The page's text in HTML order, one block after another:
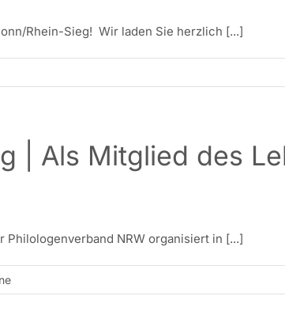
Rhein-Sieg! Wir laden Sie herzlich [...]
| Als Mitglied des
Philologenverband NRW organisiert in [...]